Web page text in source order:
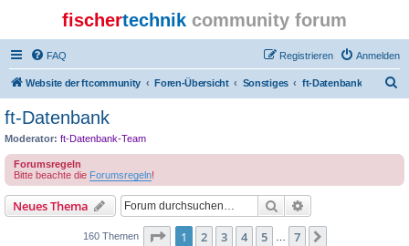
fischertechnik community forum
FAQ Anmelden
Registrieren
Website der ftcommunity Foren-Übersicht Sonstiges ft-Datenbank
ft-Datenbank
Moderator: ft-Datenbank-Team
Forumsregeln
Bitte beachte die Forumsregeln!
Neues Thema Suche
160 Themen Seite 1von
1 2 3 4 5 7